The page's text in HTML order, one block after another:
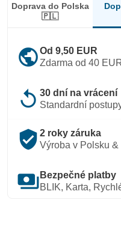
Doprava do Polska
🇵🇱
publicOd 9,50 EUR
Zdarma od 40
replay 30 dní na vrácení
Standardní
verified_user 2 roky záruka
Výroba v Polsku &
payments Bezpečné platby
BLIK, Karta,